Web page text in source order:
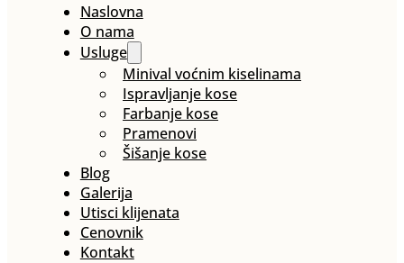
Naslovna
O nama
Usluge
Minival voćnim kiselinama
Ispravljanje kose
Farbanje kose
Pramenovi
Šišanje kose
Blog
Galerija
Utisci klijenata
Cenovnik
Kontakt